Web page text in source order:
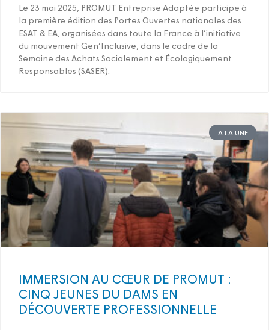
Le 23 mai 2025, PROMUT Entreprise Adaptée participe à
la première édition des Portes Ouvertes nationales des
ESAT & EA, organisées dans toute la France à l’initiative
du mouvement Gen’Inclusive, dans le cadre de la
Semaine des Achats Socialement et Écologiquement
Responsables (SASER).
A LA UNE
IMMERSION AU CŒUR DE PROMUT :
CINQ JEUNES DU DAMS EN
DÉCOUVERTE PROFESSIONNELLE